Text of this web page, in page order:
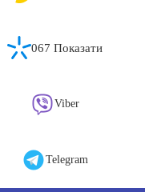
067 Показати
Viber
Telegram